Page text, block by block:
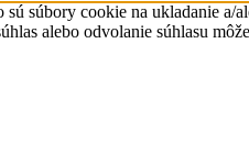
súbory cookie na ukladanie
alebo odvolanie súhlasu